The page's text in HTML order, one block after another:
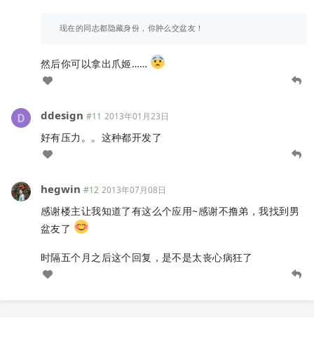
然后你可以拿出爪姬……
ddesign #11 2013年01月23日
好有压力。。这种都开发了
hegwin #12 2013年07月08日
感谢楼主让我知道了有这么个应用~感谢不撸弟，我找到男
盆友了
时隔五个月之后这个回复，是不是太丧心病狂了